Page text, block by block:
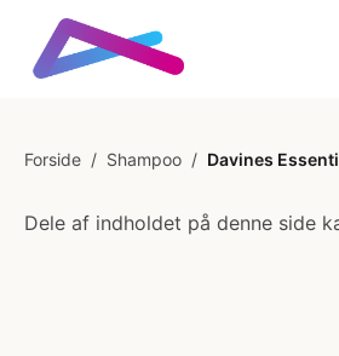
Forside / Shampoo / Davines
Dele af indholdet på denne side